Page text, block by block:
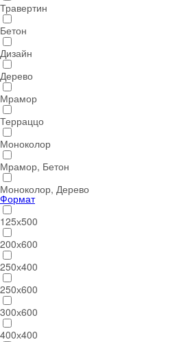
Травертин
Бетон
Дизайн
Дерево
Мрамор
Терраццо
Моноколор
Мрамор, Бетон
Моноколор, Дерево
Формат
125х500
200х600
250х400
250х600
300х600
400х400